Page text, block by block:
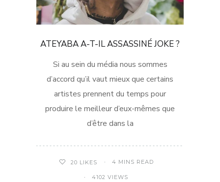
ATEYABA A-T-IL ASSASSINÉ JOKE ?
Si au sein du média nous sommes
d’accord qu’il vaut mieux que certains
artistes prennent du temps pour
produire le meilleur d’eux-mêmes que
d’être dans la
20 LIKES 4 MINS READ
4102 VIEWS